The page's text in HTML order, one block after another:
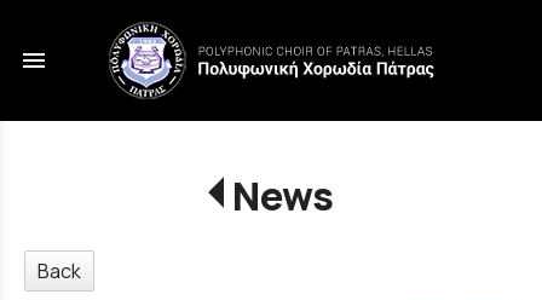
menu
News
Back